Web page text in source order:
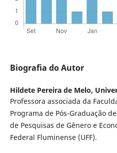
Biografia do Autor
Hildete Pereira de Melo,
Professora associada da
Programa de Pós-Graduação
de Pesquisas de Gênero e
Federal Fluminense (UFF).